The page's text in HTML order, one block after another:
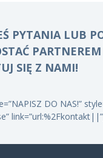
PYTANIA LUB
SIĘ Z NAMI!
DO NAS!”